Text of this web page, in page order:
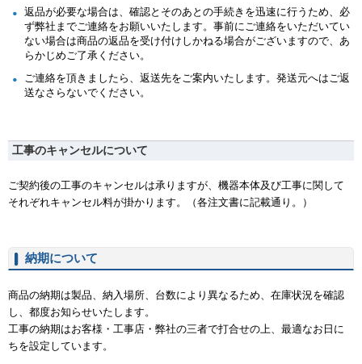
返品が必要な場合は、確認とそのあとの手続きを迅速に行うため、必
ず弊社までご連絡をお願いいたします。事前にご連絡をいただいてい
ない場合は商品の返品を受け付けしかねる場合がございますので、あ
らかじめご了承ください。
ご連絡を頂きましたら、返送先をご案内いたします。発送元へはご返
送なさらないでください。
工事のキャンセルについて
ご契約後の工事のキャンセルは承りますが、機器本体及び工事に関して
それぞれキャンセル料が掛かります。（各注文書に記載通り。）
納期について
商品の納期は製品、納入場所、台数により異なるため、在庫状況を確認
し、都度お知らせいたします。
工事の納期はお客様・工事店・弊社の三者で打合せの上、最適なお日に
ちを設定しています。